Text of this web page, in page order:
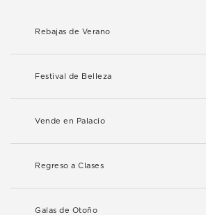
Rebajas de Verano
Festival de Belleza
Vende en Palacio
Regreso a Clases
Galas de Otoño